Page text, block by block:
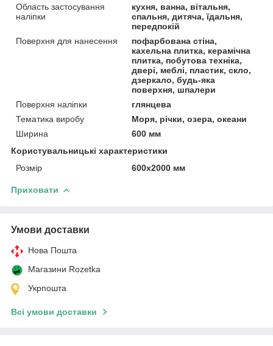
Область застосування
наліпки
кухня, ванна, вітальня,
спальня, дитяча, їдальня,
передпокій
Поверхня для нанесення
пофарбована стіна,
кахельна плитка, керамічна
плитка, побутова техніка,
двері, меблі, пластик, скло,
дзеркало, будь-яка
поверхня, шпалери
Поверхня наліпки
глянцева
Тематика виробу
Моря, річки, озера, океани
Ширина
600 мм
Користувальницькі характеристики
Розмір
600х2000 мм
Приховати
Умови доставки
Нова Пошта
Магазини Rozetka
Укрпошта
Всі умови доставки